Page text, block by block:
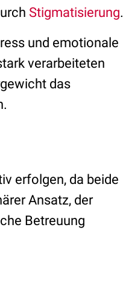
Stigmatisierung.
und emotionale
verarbeiteten
das
erfolgen, da beide
Ansatz, der
Betreuung